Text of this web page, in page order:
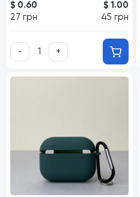
$ 0.60
27 грн
$ 1.00
45 грн
- +